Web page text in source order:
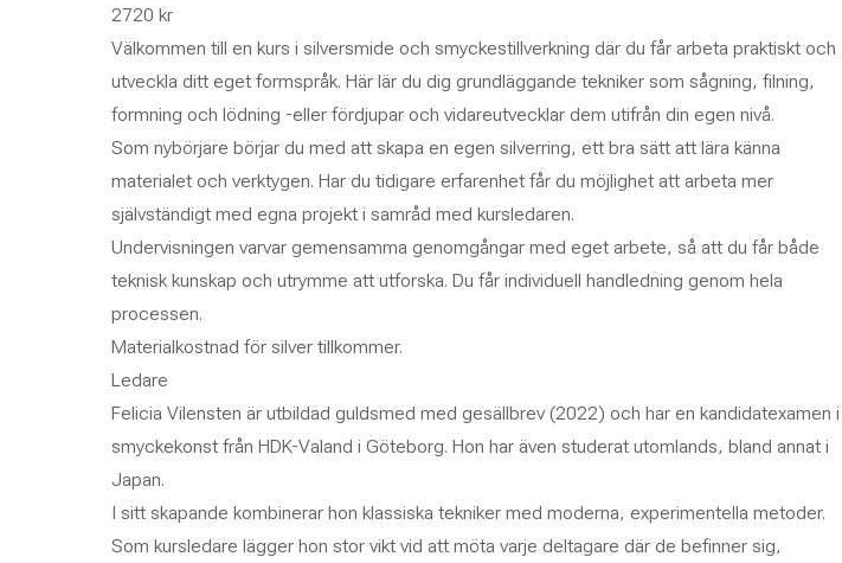
2720 kr
Välkommen till en kurs i silversmide och smyckestillverkning där du får arbeta praktiskt och
utveckla ditt eget formspråk. Här lär du dig grundläggande tekniker som sågning, filning,
formning och lödning -eller fördjupar och vidareutvecklar dem utifrån din egen nivå.
Som nybörjare börjar du med att skapa en egen silverring, ett bra sätt att lära känna
materialet och verktygen. Har du tidigare erfarenhet får du möjlighet att arbeta mer
självständigt med egna projekt i samråd med kursledaren.
Undervisningen varvar gemensamma genomgångar med eget arbete, så att du får både
teknisk kunskap och utrymme att utforska. Du får individuell handledning genom hela
processen.
Materialkostnad för silver tillkommer.
Ledare
Felicia Vilensten är utbildad guldsmed med gesällbrev (2022) och har en kandidatexamen i
smyckekonst från HDK-Valand i Göteborg. Hon har även studerat utomlands, bland annat i
Japan.
I sitt skapande kombinerar hon klassiska tekniker med moderna, experimentella metoder.
Som kursledare lägger hon stor vikt vid att möta varje deltagare där de befinner sig,